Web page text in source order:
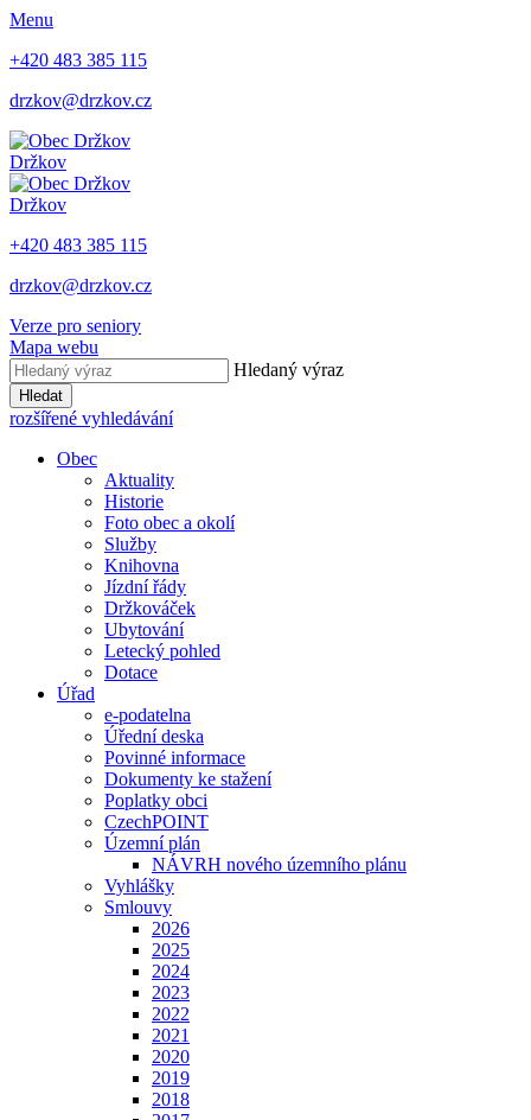
Menu
+420 483 385 115
drzkov@drzkov.cz
Držkov
Držkov
+420 483 385 115
drzkov@drzkov.cz
Verze pro seniory
Mapa webu
Hledaný výraz
Hledat
rozšířené vyhledávání
Obec
Aktuality
Historie
Foto obec a okolí
Služby
Knihovna
Jízdní řády
Držkováček
Ubytování
Letecký pohled
Dotace
Úřad
e-podatelna
Úřední deska
Povinné informace
Dokumenty ke stažení
Poplatky obci
CzechPOINT
Územní plán
NÁVRH nového územního plánu
Vyhlášky
Smlouvy
2026
2025
2024
2023
2022
2021
2020
2019
2018